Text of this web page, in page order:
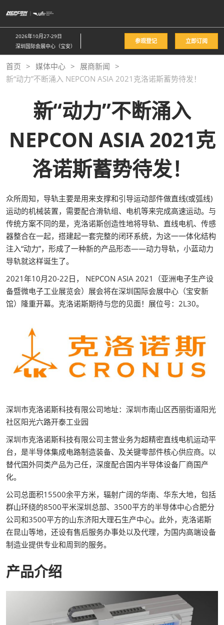
接
跳
至
内
容
2026年10月27-29日
深圳国际会展中心（宝安）
参观登记 立即订阅
首页 媒体中心
展商新闻
新“动力”不断涌入 NEPCON ASIA 2021克洛诺斯蓄势待发！
新“动力”不断涌入
NEPCON ASIA 2021克
洛诺斯蓄势待发！
众所周知，导轨主要是用来支撑和引导运动部件做直线(或弧线)
运动的机械装置，需要配合滑轨组、电机等来完成高速运动。与
传统方案不同的是，克洛诺斯创造性地将导轨、直线电机、传感
器整合在一起，搭建起一套完整的闭环系统，为这一一体化结构
注入“动力”，形成了一种新的产品形态——动力导轨，小蓝动力
导轨就这样诞生了。
2021年10月20-22日， NEPCON ASIA 2021（亚洲电子生产设
备暨微电子工业展览会）展会将在深圳国际会展中心（宝安新
馆）隆重开幕。克洛诺斯期待与您的见面！展位号：2L30。
深圳市克洛诺斯科技有限公司地址：深圳市南山区西丽街道阳光
社区阳光六路开泰工业园
深圳市克洛诺斯科技有限公司主营业务为超精密直线电机运动平
台，是半导体集成电路制造装备、及关键零部件核心供应商。以
替代国外同类产品为己任，深度配合国内半导体设备厂商国产
化。
公司总面积15500余平方米，辐射广阔的华南、华东大地，包括
群山环绕的8500平米深圳总部、3500平方的半导体中心合肥分
公司和3500平方的山东济阳大理石生产中心。此外，克洛诺斯
在昆山等地，还设有售后服务办事处以及代理，为国内高端设备
制造业提供专业和周到的服务。
产品介绍